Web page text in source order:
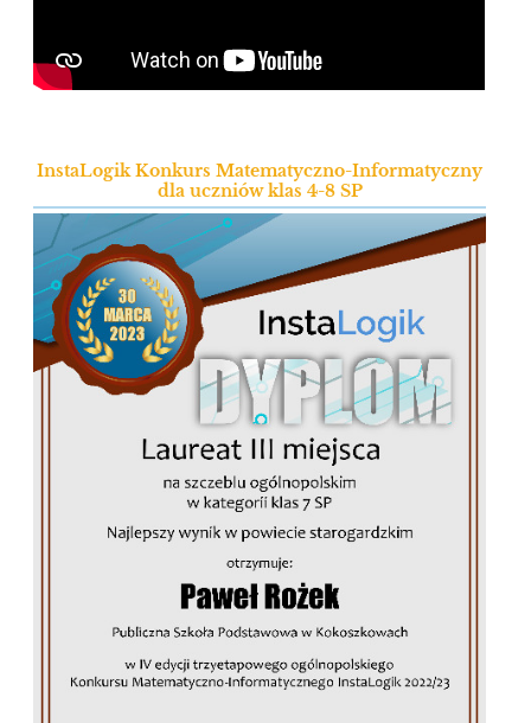
InstaLogik Konkurs Matematyczno-Informatyczny
dla uczniów klas 4-8 SP